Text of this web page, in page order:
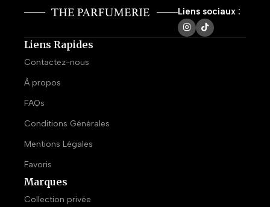
Liens sociaux :
Liens Rapides
Contactez-nous
À propos
FAQs
Conditions Générales
Mentions Légales
Favoris
Marques
Collection privée